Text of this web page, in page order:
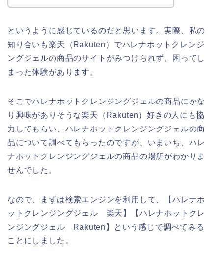
というように感じているのだと思います。実際、私の
知り合いも楽天（Rakuten）でハレナホットクレンジ
ングジェルの商品のサイトがみつけられず、困ってし
まった体験があります。
そこでハレナホットクレンジングジェルの商品にかな
り興味がありそうな楽天（Rakuten）好きの人にも協
力してもらい、ハレナホットクレンジングジェルの商
品について調べてもらったのですが、いまいち、ハレ
ナホットクレンジングジェルの商品の場所がわかりま
せんでした。
なので、まずは検索エンジンを利用して、【ハレナホ
ットクレンジングジェル 楽天】【ハレナホットクレ
ンジングジェル Rakuten】という感じで調べてみる
ことにしました。